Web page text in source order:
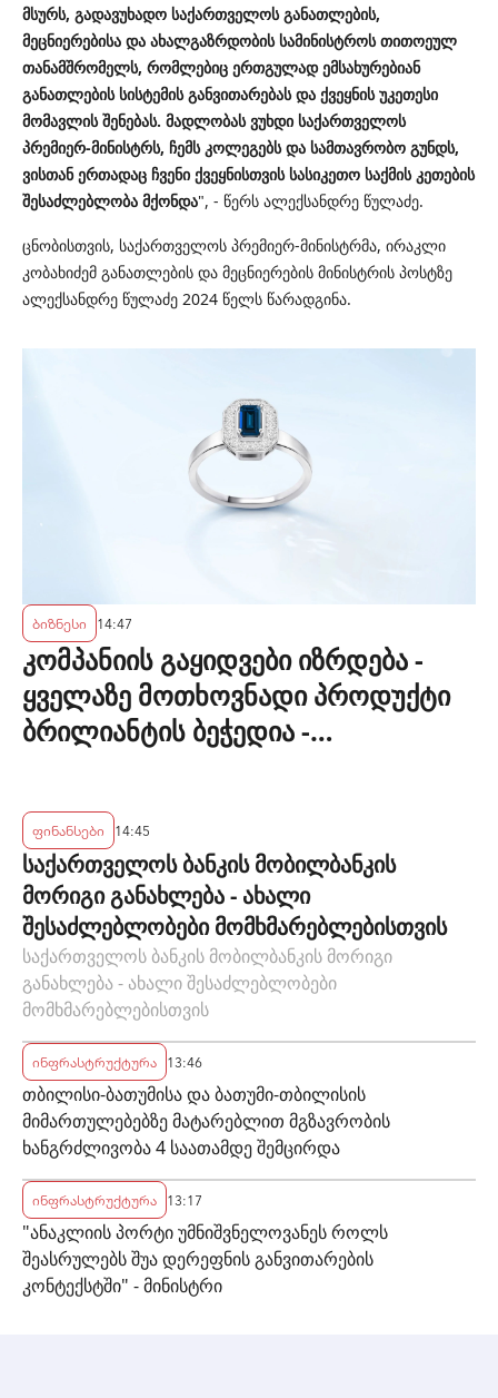
მსურს, გადავუხადო საქართველოს განათლების,
მეცნიერებისა და ახალგაზრდობის სამინისტროს თითოეულ
თანამშრომელს, რომლებიც ერთგულად ემსახურებიან
განათლების სისტემის განვითარებას და ქვეყნის უკეთესი
მომავლის შენებას. მადლობას ვუხდი საქართველოს
პრემიერ-მინისტრს, ჩემს კოლეგებს და სამთავრობო გუნდს,
ვისთან ერთადაც ჩვენი ქვეყნისთვის სასიკეთო საქმის კეთების
შესაძლებლობა მქონდა", - წერს ალექსანდრე წულაძე.
ცნობისთვის, საქართველოს პრემიერ-მინისტრმა, ირაკლი
კობახიძემ განათლების და მეცნიერების მინისტრის პოსტზე
ალექსანდრე წულაძე 2024 წელს წარადგინა.
ბიზნესი 14:47
კომპანიის გაყიდვები იზრდება -
ყველაზე მოთხოვნადი პროდუქტი
ბრილიანტის ბეჭედია -
ფინანსები 14:45
საქართველოს ბანკის მობილბანკის
მორიგი განახლება - ახალი
შესაძლებლობები მომხმარებლებისთვის
საქართველოს ბანკის მობილბანკის მორიგი
განახლება - ახალი შესაძლებლობები
მომხმარებლებისთვის
ინფრასტრუქტურა 13:46
თბილისი-ბათუმისა და ბათუმი-თბილისის
მიმართულებებზე მატარებლით მგზავრობის
ხანგრძლივობა 4 საათამდე შემცირდა
ინფრასტრუქტურა 13:17
"ანაკლიის პორტი უმნიშვნელოვანეს როლს
შეასრულებს შუა დერეფნის განვითარების
კონტექსტში" - მინისტრი